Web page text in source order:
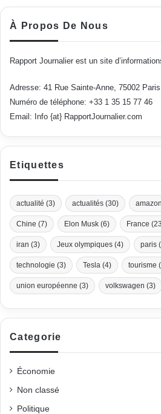
À Propos De Nous
Rapport Journalier est un site
Adresse: 41 Rue Sainte-Anne, 75002
Numéro de téléphone: +33 1 35 15 77 46
Email: Info {at} RapportJournalier.com
Etiquettes
actualité (3) actualités (30) amazon
Chine (7) Elon Musk (6) France
iran (3) Jeux olympiques (4) paris
technologie (3) Tesla (4) tourisme
union européenne (3) volkswagen (3)
Categorie
Économie
Non classé
Politique